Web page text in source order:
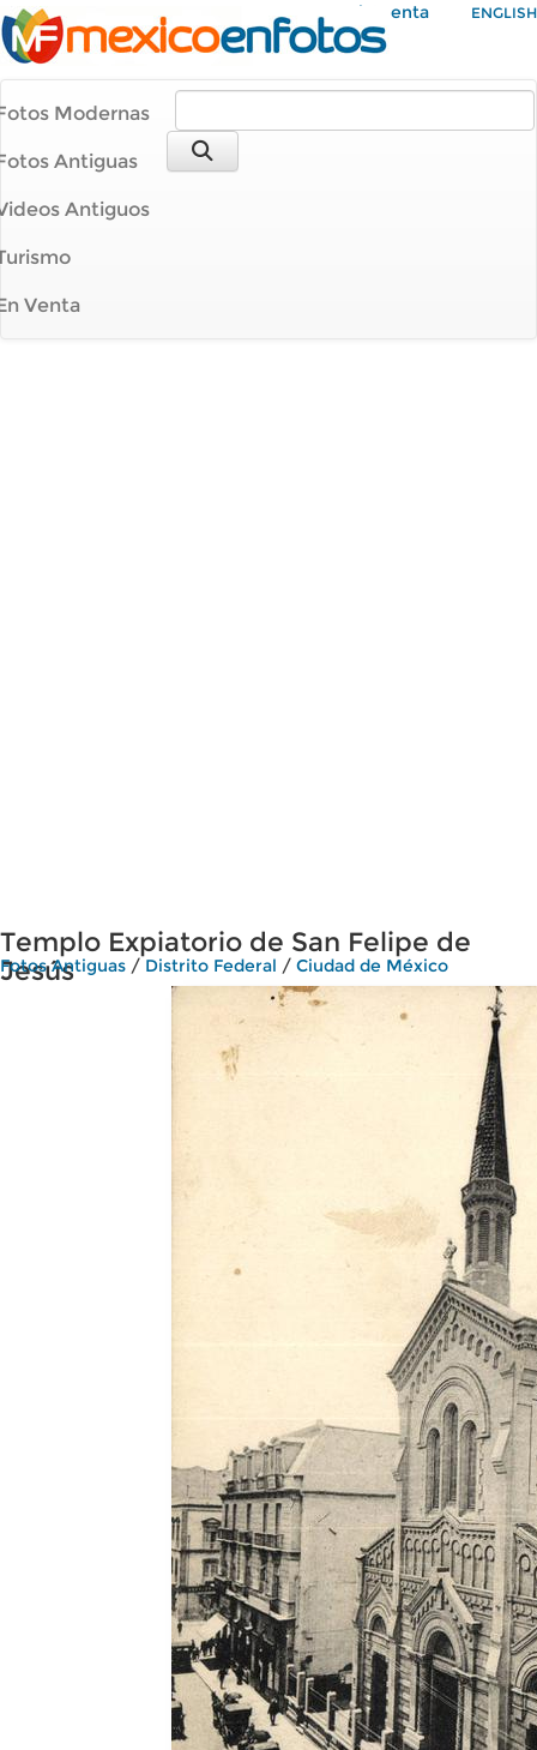
Mi Cuenta ENGLISH
Modernas
Antiguas
Antiguos
Venta
Templo Expiatorio de San Felipe de
Jesús
Fotos Antiguas / Distrito Federal / Ciudad de México